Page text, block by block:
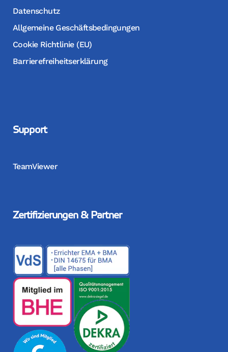
Datenschutz
Allgemeine Geschäftsbedingungen
Cookie Richtlinie (EU)
Barrierefreiheitserklärung
Support
TeamViewer
Zertifizierungen & Partner